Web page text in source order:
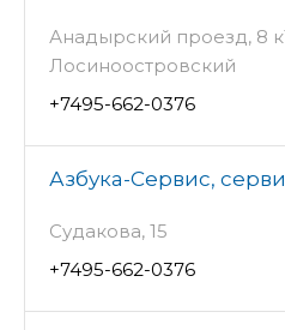
Анадырский проезд, 8
Лосиноостровский
+7495-662-0376
Азбука-Сервис,
Судакова, 15
+7495-662-0376